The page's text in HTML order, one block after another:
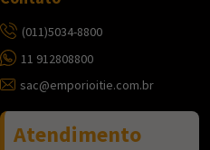
(011)5034-8800
11 912808800
sac@emporioitie.com.br
Atendimento